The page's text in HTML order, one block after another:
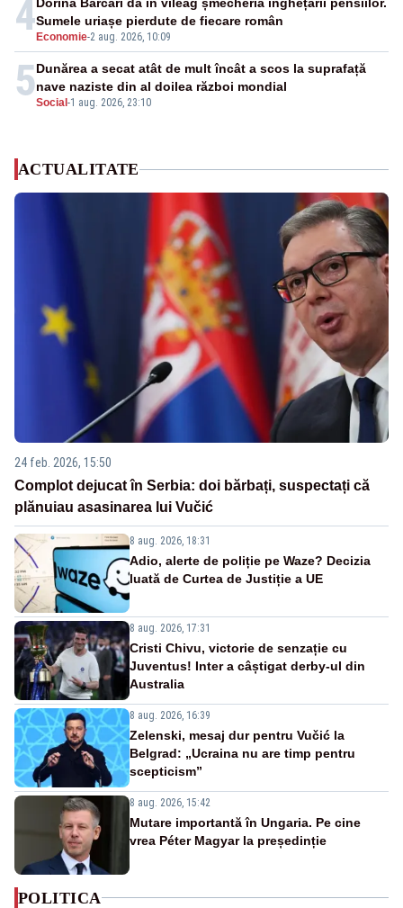
4 Economie-2 aug. 2026, 10:09
Sumele uriașe pierdute de fiecare român
5Social -1 aug. 2026, 23:10
Dunărea a secat atât de mult încât a scos la suprafață
nave naziste din al doilea război mondial
ACTUALITATE
24 feb. 2026, 15:50
Complot dejucat în Serbia: doi bărbați, suspectați că
plănuiau asasinarea lui Vučić
8 aug. 2026, 18:31
Adio, alerte de poliție pe Waze? Decizia
luată de Curtea de Justiție a UE
8 aug. 2026, 17:31
Cristi Chivu, victorie de senzație cu
Juventus! Inter a câștigat derby-ul din
Australia
8 aug. 2026, 16:39
Zelenski, mesaj dur pentru Vučić la
Belgrad: „Ucraina nu are timp pentru
scepticism”
8 aug. 2026, 15:42
Mutare importantă în Ungaria. Pe cine
vrea Péter Magyar la președinție
POLITICA